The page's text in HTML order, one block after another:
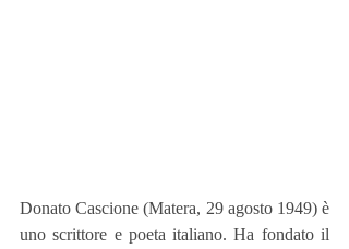
Donato Cascione (Matera, 29 agosto 1949) è
uno scrittore e poeta italiano. Ha fondato il